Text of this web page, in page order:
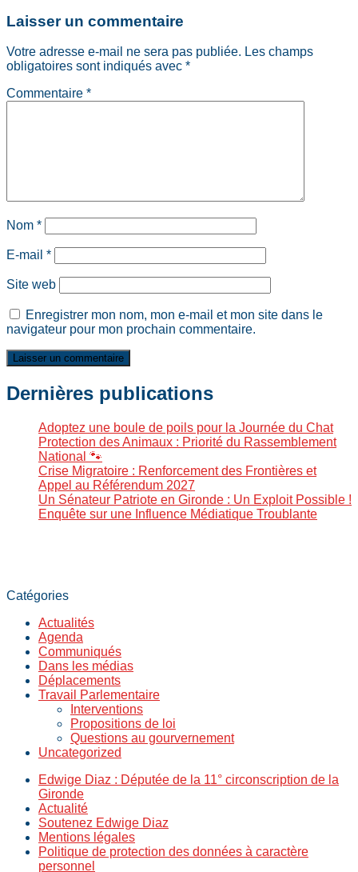
Laisser un commentaire
Votre adresse e-mail ne sera pas publiée. Les champs
obligatoires sont indiqués avec *
Commentaire *
Nom *
E-mail *
Site web
Enregistrer mon nom, mon e-mail et mon site dans le
navigateur pour mon prochain commentaire.
Dernières publications
Adoptez une boule de poils pour la Journée du Chat
Protection des Animaux : Priorité du Rassemblement
National 🐾
Crise Migratoire : Renforcement des Frontières et
Appel au Référendum 2027
Un Sénateur Patriote en Gironde : Un Exploit Possible !
Enquête sur une Influence Médiatique Troublante
Catégories
Actualités
Agenda
Communiqués
Dans les médias
Déplacements
Travail Parlementaire
Interventions
Propositions de loi
Questions au gourvernement
Uncategorized
Edwige Diaz : Députée de la 11° circonscription de la
Gironde
Actualité
Soutenez Edwige Diaz
Mentions légales
Politique de protection des données à caractère
personnel